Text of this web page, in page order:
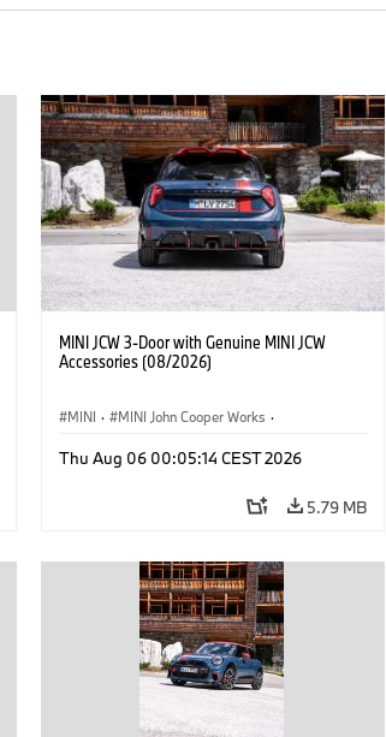
MINI JCW 3-Door with Genuine MINI JCW
Accessories (08/2026)
MINI · MINI John Cooper Works ·
Optional Extras, Accessories
Thu Aug 06 00:05:14 CEST 2026
5.79 MB